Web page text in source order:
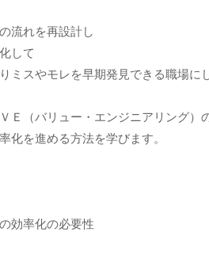
流れを再設計し
して
ミスやモレを早期発見できる職場に
Ｅ（バリュー・エンジニアリング）
化を進める方法を学びます。
効率化の必要性